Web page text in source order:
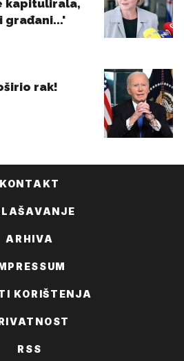
KONTAKT
ARHIVA
KORIŠTENJA
RSS